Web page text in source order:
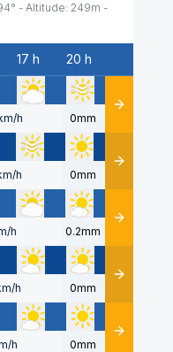
° - Altitude: 249m -
17 h 20 h
h 0mm Détails
h 0mm Détails
h 0.2mm Détails
h 0mm Détails
h 0mm Détails